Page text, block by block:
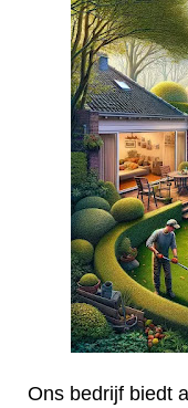
Ons bedrijf biedt